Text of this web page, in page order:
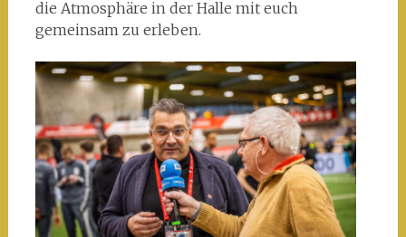
die Atmosphäre in der Halle mit euch
gemeinsam zu erleben.